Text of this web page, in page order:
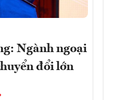
Ngành ngoại
đổi lớn